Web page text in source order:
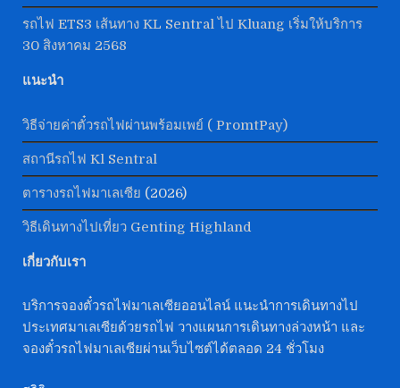
รถไฟ ETS3 เส้นทาง KL Sentral ไป Kluang เริ่มให้บริการ
30 สิงหาคม 2568
แนะนำ
วิธีจ่ายค่าตั๋วรถไฟผ่านพร้อมเพย์ ( PromtPay)
สถานีรถไฟ Kl Sentral
ตารางรถไฟมาเลเซีย (2026)
วิธีเดินทางไปเที่ยว Genting Highland
เกี่ยวกับเรา
บริการจองตั๋วรถไฟมาเลเซียออนไลน์ แนะนำการเดินทางไป
ประเทศมาเลเซียด้วยรถไฟ วางแผนการเดินทางล่วงหน้า และ
จองตั๋วรถไฟมาเลเซียผ่านเว็บไซต์ได้ตลอด 24 ชั่วโมง